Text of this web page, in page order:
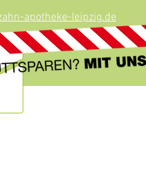
apotheke-leipzig.de